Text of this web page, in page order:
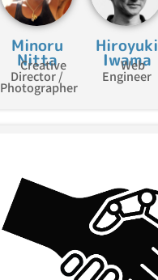
Minoru
Nitta
Creative
Director /
Photographer
Hiroyuki
Iwama
Web
Engineer